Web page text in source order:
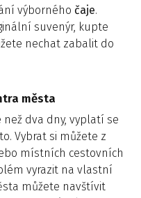
výborného čaje.
suvenýr, kupte
nechat zabalit do
města
než dva dny, vyplatí se
Vybrat si můžete z
místních cestovních
vyrazit na vlastní
můžete navštívit